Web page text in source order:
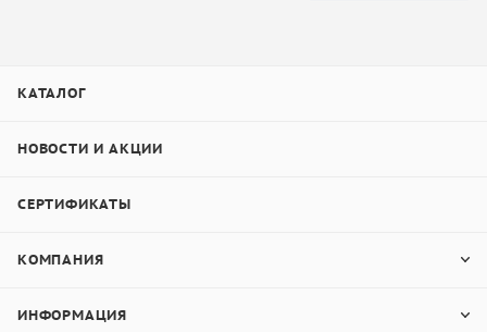
КАТАЛОГ
НОВОСТИ И АКЦИИ
СЕРТИФИКАТЫ
КОМПАНИЯ
ИНФОРМАЦИЯ